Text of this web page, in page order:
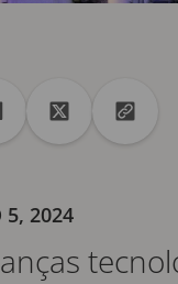
no Facebook
no
Compartilhar
Copiar
5, 2024